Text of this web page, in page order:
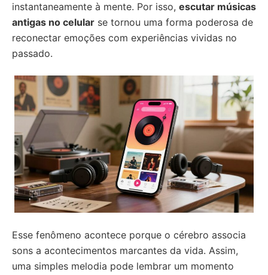
instantaneamente à mente. Por isso, escutar músicas
antigas no celular se tornou uma forma poderosa de
reconectar emoções com experiências vividas no
passado.
Esse fenômeno acontece porque o cérebro associa
sons a acontecimentos marcantes da vida. Assim,
uma simples melodia pode lembrar um momento